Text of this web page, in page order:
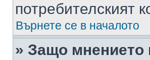
потребителският
Върнете се в началото
» Защо мнението